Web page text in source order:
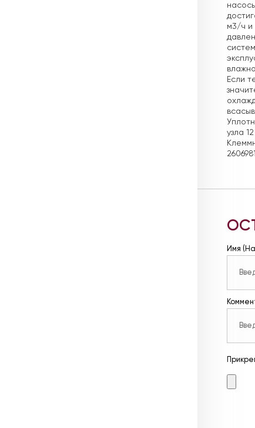
м3/ч и
Если
узла
Имя